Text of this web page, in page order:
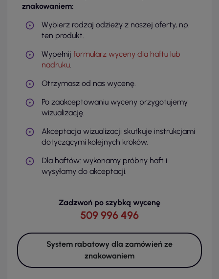
znakowaniem:
Wybierz rodzaj odzieży z naszej oferty, np.
ten produkt.
Wypełnij formularz wyceny dla haftu lub
nadruku.
Otrzymasz od nas wycenę.
Po zaakceptowaniu wyceny przygotujemy
wizualizację.
Akceptacja wizualizacji skutkuje instrukcjami
dotyczącymi kolejnych kroków.
Dla haftów: wykonamy próbny haft i
wysyłamy do akceptacji.
Zadzwoń po szybką wycenę
509 996 496
System rabatowy dla zamówień ze
znakowaniem